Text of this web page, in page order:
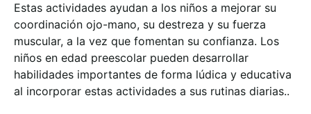
Estas actividades ayudan a los niños a mejorar su
coordinación ojo-mano, su destreza y su fuerza
muscular, a la vez que fomentan su confianza. Los
niños en edad preescolar pueden desarrollar
habilidades importantes de forma lúdica y educativa
al incorporar estas actividades a sus rutinas diarias..